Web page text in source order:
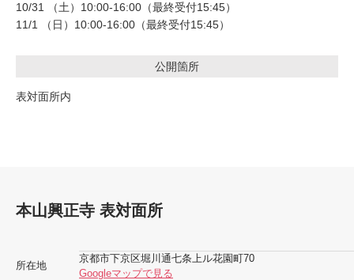
10/31 （土）10:00-16:00（最終受付15:45）
11/1 （日）10:00-16:00（最終受付15:45）
公開箇所
表対面所内
本山興正寺 表対面所
所在地
京都市下京区堀川通七条上ル花園町70
Googleマップで見る